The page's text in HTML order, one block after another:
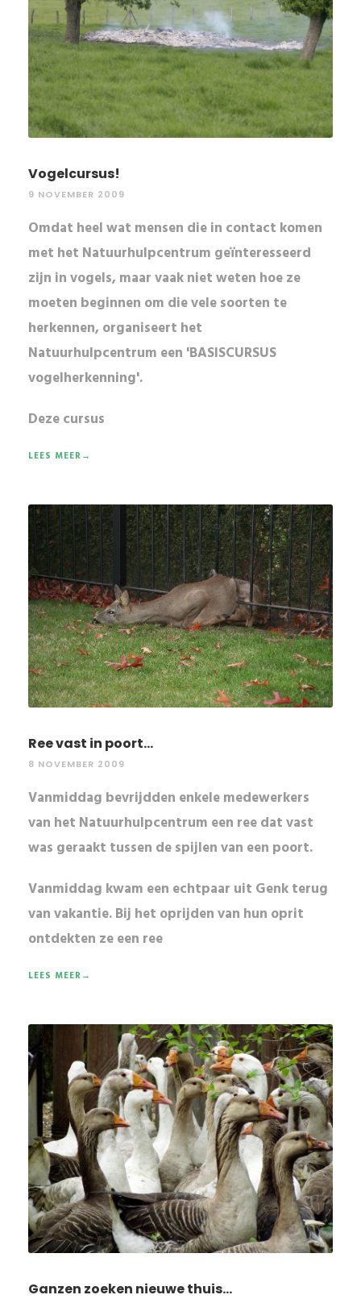
Vogelcursus!
9 NOVEMBER 2009
Omdat heel wat mensen die in contact komen
met het Natuurhulpcentrum geïnteresseerd
zijn in vogels, maar vaak niet weten hoe ze
moeten beginnen om die vele soorten te
herkennen, organiseert het
Natuurhulpcentrum een 'BASISCURSUS
vogelherkenning'.
Deze cursus
LEES MEER→
Ree vast in poort...
8 NOVEMBER 2009
Vanmiddag bevrijdden enkele medewerkers
van het Natuurhulpcentrum een ree dat vast
was geraakt tussen de spijlen van een poort.
Vanmiddag kwam een echtpaar uit Genkterug
van vakantie. Bij het oprijden van hun oprit
ontdekten ze een ree
LEES MEER→
Ganzen zoeken nieuwe thuis...